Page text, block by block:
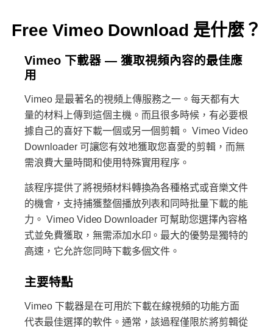
Free Vimeo Download 是什麼？
Vimeo 下載器 — 獲取視頻內容的最佳應
用
Vimeo 是最著名的視頻上傳服務之一。每天都有大
量的材料上傳到這個主機。而且很多時候，有必要根
據自己的喜好下載一個或另一個剪輯。 Vimeo Video
Downloader 可讓您有效地獲取您喜愛的剪輯，而無
需浪費大量時間和使用特殊實用程序。
該程序提供了將視頻材料轉換為各種格式或音樂文件
的機會，支持捕獲整個播放列表和同時批量下載的能
力。 Vimeo Video Downloader 可幫助您選擇內容格
式並免費獲取，無需添加水印。最大的優勢是獨特的
高速，它允許您同時下載多個文件。
主要特點
Vimeo 下載器是在可用於下載在線視頻的功能方面
代表最佳選擇的軟件。通常，該過程僅限於將剪輯從